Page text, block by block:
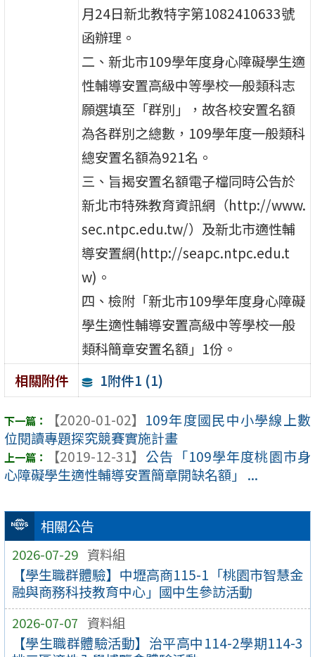
相關公告
2026-07-29 資料組
【學生職群體驗】中壢高商115-1「桃園市智慧金
融與商務科技教育中心」國中生參訪活動
2026-07-07 資料組
【學生職群體驗活動】治平高中114-2學期114-3
月24日新北教特字第1082410633號
函辦理。
二、新北市109學年度身心障礙學生適
性輔導安置高級中等學校一般類科志
願選填至「群別」，故各校安置名額
為各群別之總數，109學年度一般類科
總安置名額為921名。
三、旨揭安置名額電子檔同時公告於
新北市特殊教育資訊網（http://www.
sec.ntpc.edu.tw/）及新北市適性輔
導安置網(http://seapc.ntpc.edu.t
w)。
四、檢附「新北市109學年度身心障礙
學生適性輔導安置高級中等學校一般
類科簡章安置名額」1份。
相關附件
1附件1 (1)
【2020-01-02】 109年度國民中小學線上數
位閱讀專題探究競賽實施計畫
【2019-12-31】 公告「109學年度桃園市身
心障礙學生適性輔導安置簡章開缺名額」 ...